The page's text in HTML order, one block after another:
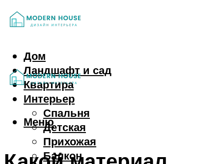
Дом
Ландшафт и сад
Квартира
Интерьер
Спальня
Детская
Прихожая
Балкон
Меню